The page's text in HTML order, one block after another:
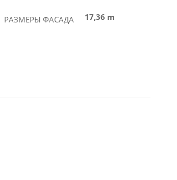
РАЗМЕРЫ ФАСАДА 17,36 m